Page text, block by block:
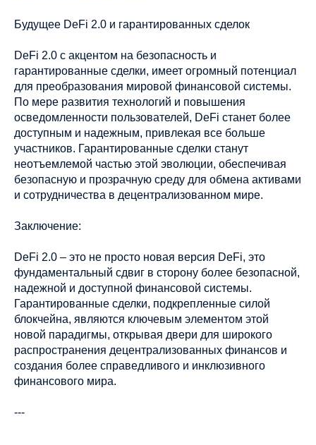
Будущее DeFi 2.0 и гарантированных сделок
DeFi 2.0 с акцентом на безопасность и
гарантированные сделки, имеет огромный потенциал
для преобразования мировой финансовой системы.
По мере развития технологий и повышения
осведомленности пользователей, DeFi станет более
доступным и надежным, привлекая все больше
участников. Гарантированные сделки станут
неотъемлемой частью этой эволюции, обеспечивая
безопасную и прозрачную среду для обмена активами
и сотрудничества в децентрализованном мире.
Заключение:
DeFi 2.0 – это не просто новая версия DeFi, это
фундаментальный сдвиг в сторону более безопасной,
надежной и доступной финансовой системы.
Гарантированные сделки, подкрепленные силой
блокчейна, являются ключевым элементом этой
новой парадигмы, открывая двери для широкого
распространения децентрализованных финансов и
создания более справедливого и инклюзивного
финансового мира.
---